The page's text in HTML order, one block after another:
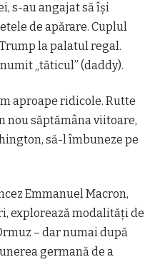
s-au angajat să își
de apărare. Cuplul
la palatul regal.
„tăticul” (daddy).
aproape ridicole. Rutte
nou săptămâna viitoare,
să-l îmbuneze pe
Emmanuel Macron,
explorează modalități de
rmuz – dar numai după
germană de a